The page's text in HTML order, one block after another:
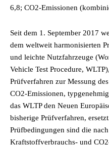
6,8; CO2-Emissionen
Seit dem 1. September 2017
dem weltweit harmonisierten
und leichte Nutzfahrzeuge
Vehicle Test Procedure,
Prüfverfahren zur Messung
CO2-Emissionen,
das WLTP den Neuen
bisherige Prüfverfahren,
Prüfbedingungen sind die
Kraftstoffverbrauchs- und